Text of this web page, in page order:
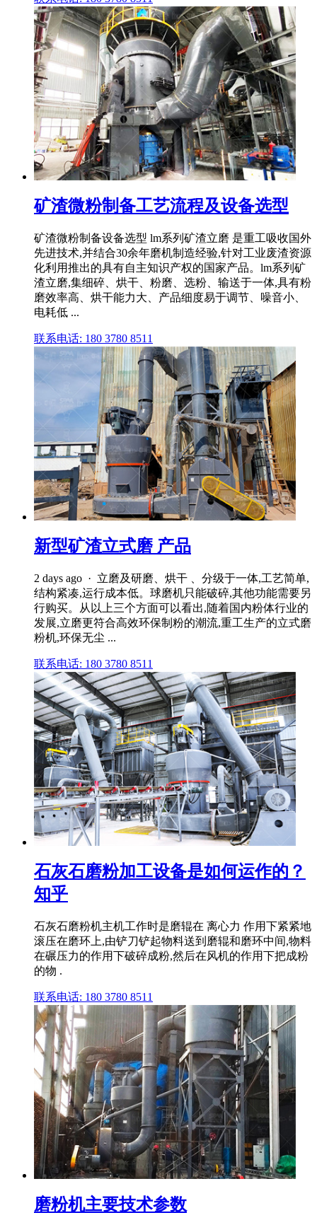
矿渣微粉制备工艺流程及设备选型
矿渣微粉制备设备选型 lm系列矿渣立磨 是重工吸收国外
先进技术,并结合30余年磨机制造经验,针对工业废渣资源
化利用推出的具有自主知识产权的国家产品。lm系列矿
渣立磨,集细碎、烘干、粉磨、选粉、输送于一体,具有粉
磨效率高、烘干能力大、产品细度易于调节、噪音小、
电耗低 ...
联系电话: 180 3780 8511
新型矿渣立式磨 产品
2 days ago · 立磨及研磨、烘干 、分级于一体,工艺简单,
结构紧凑,运行成本低。球磨机只能破碎,其他功能需要另
行购买。从以上三个方面可以看出,随着国内粉体行业的
发展,立磨更符合高效环保制粉的潮流,重工生产的立式磨
粉机,环保无尘 ...
联系电话: 180 3780 8511
石灰石磨粉加工设备是如何运作的？
知乎
石灰石磨粉机主机工作时是磨辊在 离心力 作用下紧紧地
滚压在磨环上,由铲刀铲起物料送到磨辊和磨环中间,物料
在碾压力的作用下破碎成粉,然后在风机的作用下把成粉
的物 .
联系电话: 180 3780 8511
磨粉机主要技术参数